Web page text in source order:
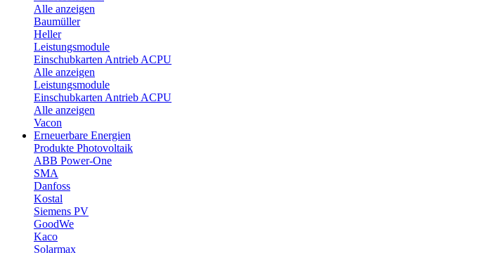
Alle anzeigen
Baumüller
Heller
Leistungsmodule
Einschubkarten Antrieb ACPU
Alle anzeigen
Leistungsmodule
Einschubkarten Antrieb ACPU
Alle anzeigen
Vacon
Erneuerbare Energien
Produkte Photovoltaik
ABB Power-One
SMA
Danfoss
Kostal
Siemens PV
GoodWe
Kaco
Solarmax